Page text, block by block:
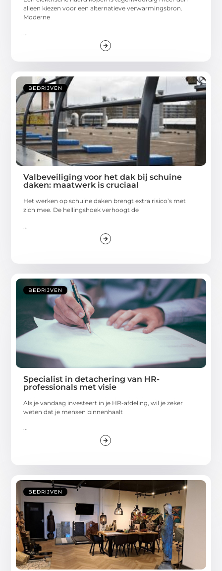
alleen kiezen voor een alternatieve verwarmingsbron.
Moderne
...
BEDRIJVEN
Valbeveiliging voor het dak bij schuine
daken: maatwerk is cruciaal
Het werken op schuine daken brengt extra risico’s met
zich mee. De hellingshoek verhoogt de
BEDRIJVEN
Specialist in detachering van HR-
professionals met visie
Als je vandaag investeert in je HR-afdeling, wil je zeker
weten dat je mensen binnenhaalt
BEDRIJVEN